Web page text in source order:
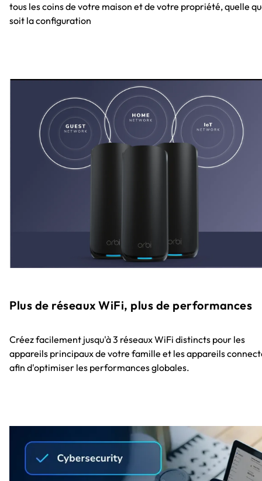
tous les coins de votre maison et de votre propriété, quelle
soit la configuration
Plus de réseaux WiFi, plus de performances
Créez facilement jusqu'à 3 réseaux WiFi distincts pour les
appareils principaux de votre famille et les appareils
afin d'optimiser les performances globales.